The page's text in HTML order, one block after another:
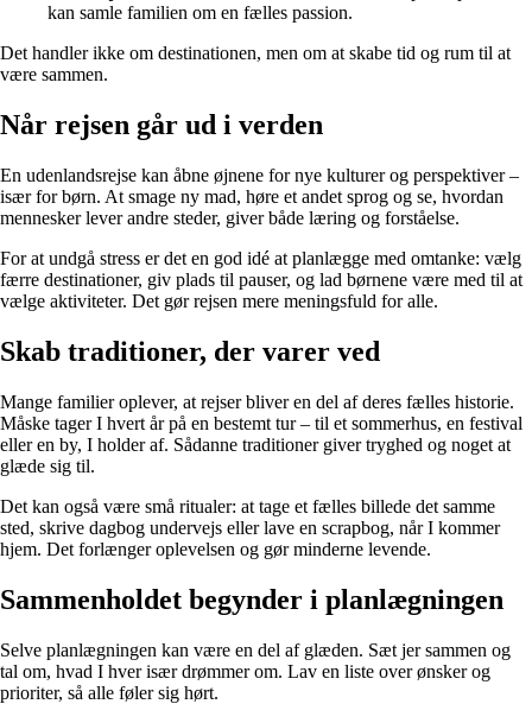
kan samle familien om en fælles passion.
Det handler ikke om destinationen, men om at skabe tid og rum til at
være sammen.
Når rejsen går ud i verden
En udenlandsrejse kan åbne øjnene for nye kulturer og perspektiver –
især for børn. At smage ny mad, høre et andet sprog og se, hvordan
mennesker lever andre steder, giver både læring og forståelse.
For at undgå stress er det en god idé at planlægge med omtanke: vælg
færre destinationer, giv plads til pauser, og lad børnene være med til at
vælge aktiviteter. Det gør rejsen mere meningsfuld for alle.
Skab traditioner, der varer ved
Mange familier oplever, at rejser bliver en del af deres fælles historie.
Måske tager I hvert år på en bestemt tur – til et sommerhus, en festival
eller en by, I holder af. Sådanne traditioner giver tryghed og noget at
glæde sig til.
Det kan også være små ritualer: at tage et fælles billede det samme
sted, skrive dagbog undervejs eller lave en scrapbog, når I kommer
hjem. Det forlænger oplevelsen og gør minderne levende.
Sammenholdet begynder i planlægningen
Selve planlægningen kan være en del af glæden. Sæt jer sammen og
tal om, hvad I hver især drømmer om. Lav en liste over ønsker og
prioriter, så alle føler sig hørt.